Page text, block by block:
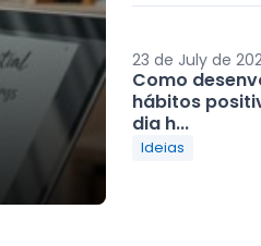
23 de July de
Como
hábitos
dia h...
Ideias